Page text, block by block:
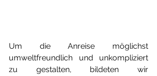
Um die Anreise möglichst
umweltfreundlich und unkompliziert
zu gestalten, bildeten wir